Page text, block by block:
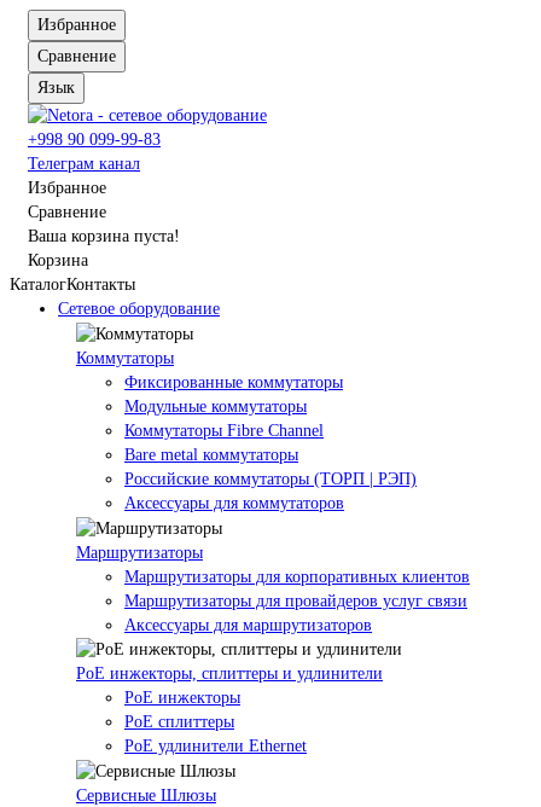
Избранное
Сравнение
Язык
+998 90 099-99-83
Телеграм канал
Избранное
Сравнение
Ваша корзина пуста!
Корзина
КаталогКонтакты
Сетевое оборудование
Коммутаторы
Фиксированные коммутаторы
Модульные коммутаторы
Коммутаторы Fibre Channel
Bare metal коммутаторы
Российские коммутаторы (ТОРП | РЭП)
Аксессуары для коммутаторов
Маршрутизаторы
Маршрутизаторы для корпоративных клиентов
Маршрутизаторы для провайдеров услуг связи
Аксессуары для маршрутизаторов
PoE инжекторы, сплиттеры и удлинители
PoE инжекторы
PoE сплиттеры
PoE удлинители Ethernet
Сервисные Шлюзы